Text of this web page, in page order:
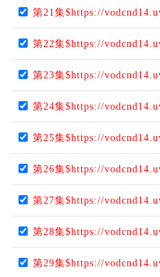
第21集$https://
第22集$https://
第23集$https://
第24集$https://
第25集$https://
第26集$https://
第27集$https://
第28集$https://
第29集$https://